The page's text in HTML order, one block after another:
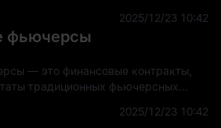
технологий, рынков или других
2025/12/23 10:42
фьючерсы
— это финансовые контракты,
традиционных фьючерсных
создаются с использовани
2025/12/23 10:42